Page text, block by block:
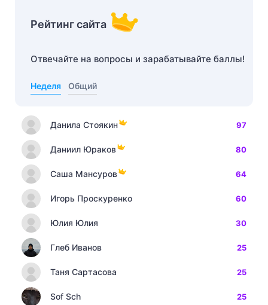
Рейтинг сайта
Отвечайте на вопросы и зарабатывайте баллы!
Неделя Общий
Данила Стоякин 97
Даниил Юраков 80
Саша Мансуров 64
Игорь Проскуренко 60
Юлия Юлия 30
Глеб Иванов 25
Таня Сартасова 25
Sof Sch 25